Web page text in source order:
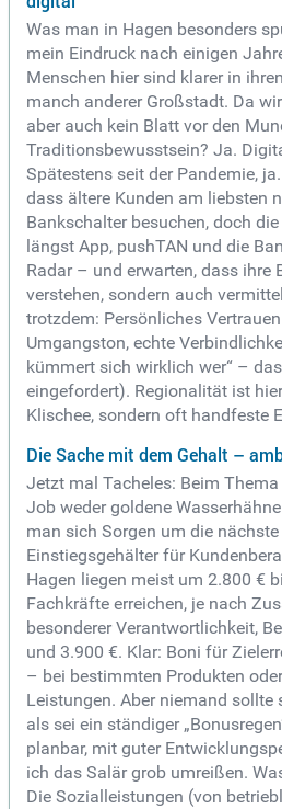
Was man in Hagen besonders
mein Eindruck nach einigen
Menschen hier sind klarer in
manch anderer Großstadt. Da
aber auch kein Blatt vor den
Traditionsbewusstsein? Ja.
Spätestens seit der Pandemie,
dass ältere Kunden am liebsten
Bankschalter besuchen, doch
längst App, pushTAN und die
Radar – und erwarten, dass ihre
verstehen, sondern auch
trotzdem: Persönliches
Umgangston, echte
kümmert sich wirklich wer“ –
eingefordert). Regionalität ist
Klischee, sondern oft handfeste
Die Sache mit dem Gehalt –
Jetzt mal Tacheles: Beim
Job weder goldene
man sich Sorgen um die
Einstiegsgehälter für
Hagen liegen meist um 2.800 €
Fachkräfte erreichen, je nach
besonderer Verantwortlichkeit,
und 3.900 €. Klar: Boni für
– bei bestimmten Produkten
Leistungen. Aber niemand sollte
als sei ein ständiger
planbar, mit guter
ich das Salär grob umreißen.
Die Sozialleistungen (von